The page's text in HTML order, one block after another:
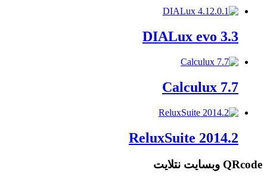
DIALux evo 3.3
Calculux 7.7
ReluxSuite 2014.2
QRcode وبسایت نتلایت